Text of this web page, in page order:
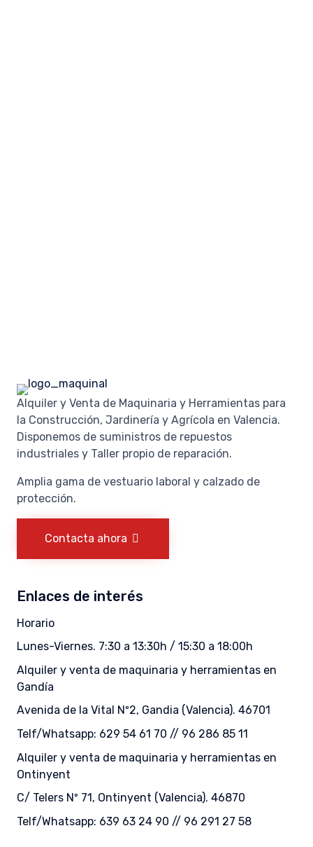
Alquiler y Venta de Maquinaria y Herramientas para
la Construcción, Jardinería y Agrícola en Valencia.
Disponemos de suministros de repuestos
industriales y Taller propio de reparación.
Amplia gama de vestuario laboral y calzado de
protección.
Contacta ahora
Enlaces de interés
Horario
Lunes-Viernes. 7:30 a 13:30h / 15:30 a 18:00h
Alquiler y venta de maquinaria y herramientas en
Gandía
Avenida de la Vital Nº2, Gandia (Valencia). 46701
Telf/Whatsapp: 629 54 61 70 // 96 286 85 11
Alquiler y venta de maquinaria y herramientas en
Ontinyent
C/ Telers Nº 71, Ontinyent (Valencia). 46870
Telf/Whatsapp: 639 63 24 90 // 96 291 27 58